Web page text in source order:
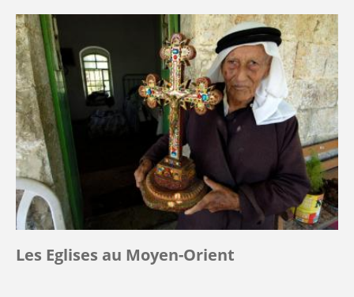
Les Eglises au Moyen-Orient